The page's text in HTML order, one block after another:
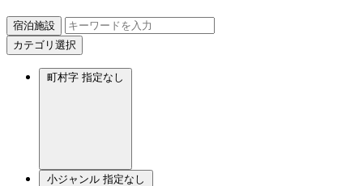
宿泊施設
カテゴリ選択
町村字 指定なし
小ジャンル 指定なし